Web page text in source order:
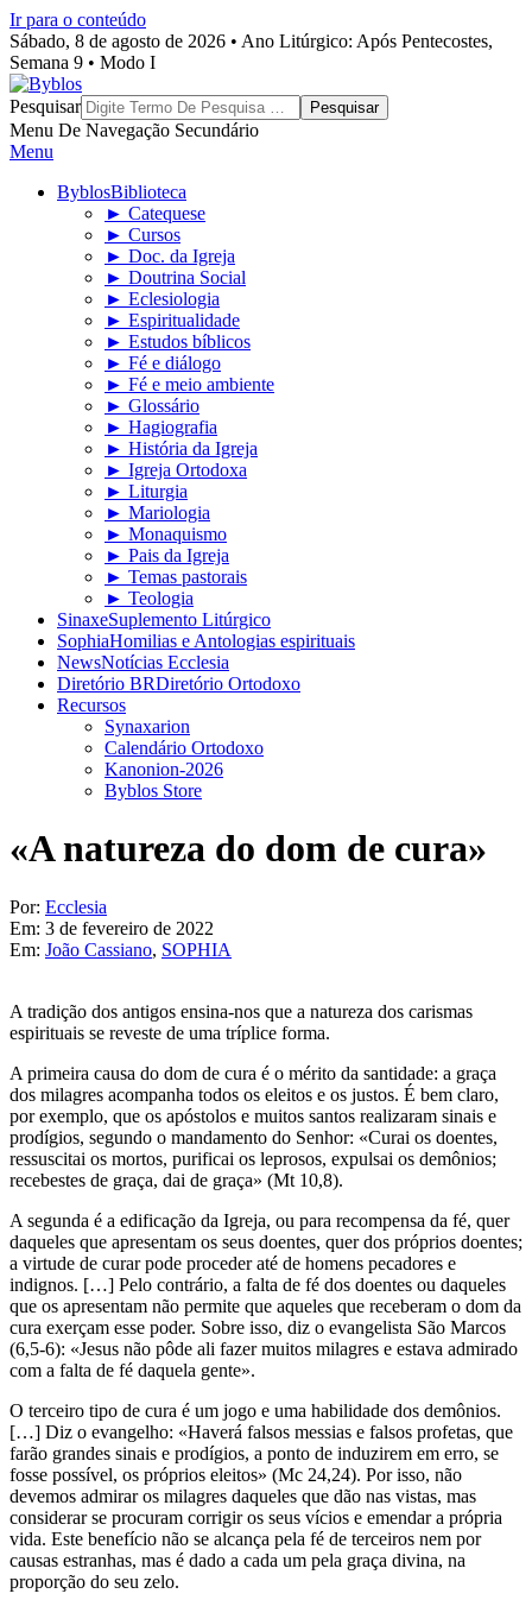
Ir para o conteúdo
Sábado, 8 de agosto de 2026 • Ano Litúrgico: Após Pentecostes,
Semana 9 • Modo I
Byblos
Pesquisar
Menu De Navegação Secundário
Menu
ByblosBiblioteca
► Catequese
► Cursos
► Doc. da Igreja
► Doutrina Social
► Eclesiologia
► Espiritualidade
► Estudos bíblicos
► Fé e diálogo
► Fé e meio ambiente
► Glossário
► Hagiografia
► História da Igreja
► Igreja Ortodoxa
► Liturgia
► Mariologia
► Monaquismo
► Pais da Igreja
► Temas pastorais
► Teologia
SinaxeSuplemento Litúrgico
SophiaHomilias e Antologias espirituais
NewsNotícias Ecclesia
Diretório BRDiretório Ortodoxo
Recursos
Synaxarion
Calendário Ortodoxo
Kanonion-2026
Byblos Store
«A natureza do dom de cura»
Por: Ecclesia
Em: 3 de fevereiro de 2022
Em: João Cassiano, SOPHIA
A tradição dos antigos ensina-nos que a natureza dos carismas
espirituais se reveste de uma tríplice forma.
A primeira causa do dom de cura é o mérito da santidade: a graça
dos milagres acompanha todos os eleitos e os justos. É bem claro,
por exemplo, que os apóstolos e muitos santos realizaram sinais e
prodígios, segundo o mandamento do Senhor: «Curai os doentes,
ressuscitai os mortos, purificai os leprosos, expulsai os demônios;
recebestes de graça, dai de graça» (Mt 10,8).
A segunda é a edificação da Igreja, ou para recompensa da fé, quer
daqueles que apresentam os seus doentes, quer dos próprios doentes;
a virtude de curar pode proceder até de homens pecadores e
indignos. […] Pelo contrário, a falta de fé dos doentes ou daqueles
que os apresentam não permite que aqueles que receberam o dom da
cura exerçam esse poder. Sobre isso, diz o evangelista São Marcos
(6,5-6): «Jesus não pôde ali fazer muitos milagres e estava admirado
com a falta de fé daquela gente».
O terceiro tipo de cura é um jogo e uma habilidade dos demônios.
[…] Diz o evangelho: «Haverá falsos messias e falsos profetas, que
farão grandes sinais e prodígios, a ponto de induzirem em erro, se
fosse possível, os próprios eleitos» (Mc 24,24). Por isso, não
devemos admirar os milagres daqueles que dão nas vistas, mas
considerar se procuram corrigir os seus vícios e emendar a própria
vida. Este benefício não se alcança pela fé de terceiros nem por
causas estranhas, mas é dado a cada um pela graça divina, na
proporção do seu zelo.